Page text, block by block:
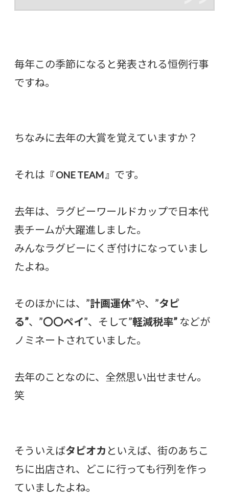
毎年この季節になると発表される恒例行事
ですね。
ちなみに去年の大賞を覚えていますか？
それは 『 ONE TEAM 』 です。
去年は、ラグビーワールドカップで日本代
表チームが大躍進しました。
みんなラグビーにくぎ付けになっていまし
たよね。
そのほかには、”計画運休”や、”タピ
る”、”〇〇ペイ”、そして”軽減税率” などが
ノミネートされていました。
去年のことなのに、全然思い出せません。
笑
そういえばタピオカ といえば、街のあちこ
ちに出店され、どこに行っても行列を作っ
ていましたよね。